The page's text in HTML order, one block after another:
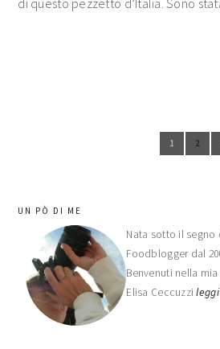
Vai alla
1 2
barra
laterale
primaria
UN PÒ DI ME
Nata sotto il segno
Foodblogger dal
Benvenuti nella
Elisa Ceccuzzi